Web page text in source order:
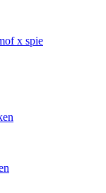
x spie